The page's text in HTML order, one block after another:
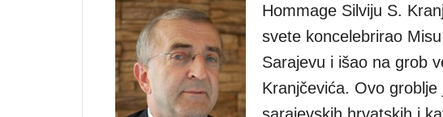
Hommage Silviju S.
svete koncelebrirao
Sarajevu i išao na grob
Kranjčevića. Ovo